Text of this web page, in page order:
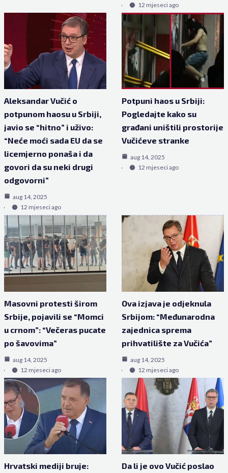
12 mjeseci ago
Aleksandar Vučić o
potpunom haosu u Srbiji,
javio se “hitno” i uživo:
“Neće moći sada EU da se
licemjerno ponaša i da
govori da su neki drugi
odgovorni”
aug 14, 2025
12 mjeseci ago
Potpuni haos u Srbiji:
Pogledajte kako su
građani uništili prostorije
Vučićeve stranke
aug 14, 2025
12 mjeseci ago
Masovni protesti širom
Srbije, pojavili se “Momci
u crnom”: “Večeras pucate
po šavovima”
aug 14, 2025
12 mjeseci ago
Ova izjava je odjeknula
Srbijom: “Međunarodna
zajednica sprema
prihvatilište za Vučića”
aug 14, 2025
12 mjeseci ago
Hrvatski mediji bruje:
Da li je ovo Vučić poslao